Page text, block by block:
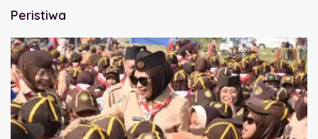
Peristiwa